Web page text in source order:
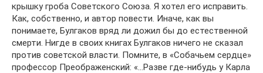
крышку гроба Советского Союза. Я хотел его исправить.
Как, собственно, и автор повести. Иначе, как вы
понимаете, Булгаков вряд ли дожил бы до естественной
смерти. Нигде в своих книгах Булгаков ничего не сказал
против советской власти. Помните, в «Собачьем сердце»
профессор Преображенский: «…Разве где-нибудь у Карла